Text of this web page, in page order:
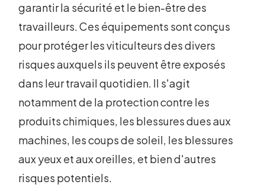
garantir la sécurité et le bien-être des
travailleurs. Ces équipements sont conçus
pour protéger les viticulteurs des divers
risques auxquels ils peuvent être exposés
dans leur travail quotidien. Il s'agit
notamment de la protection contre les
produits chimiques, les blessures dues aux
machines, les coups de soleil, les blessures
aux yeux et aux oreilles, et bien d'autres
risques potentiels.